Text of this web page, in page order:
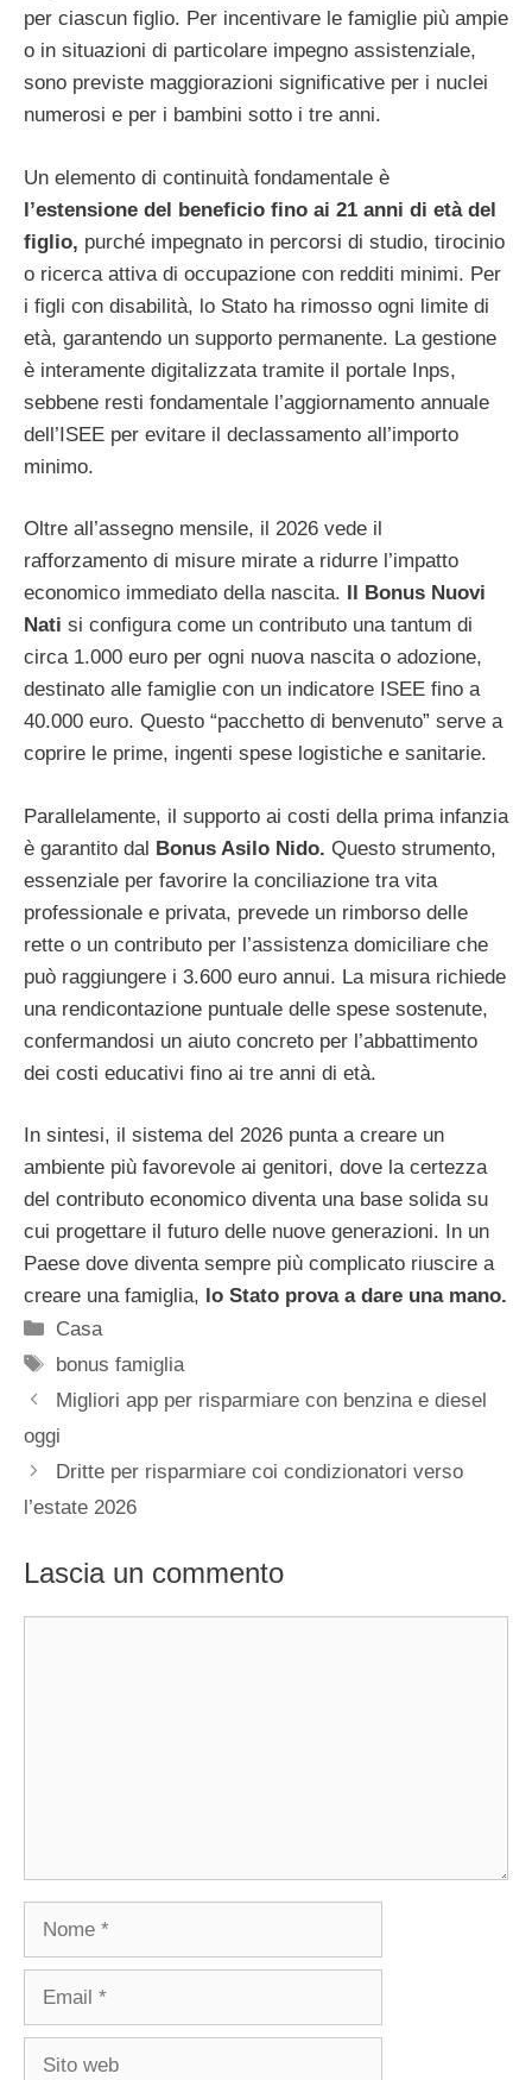
per ciascun figlio. Per incentivare le famiglie più ampie
o in situazioni di particolare impegno assistenziale,
sono previste maggiorazioni significative per i nuclei
numerosi e per i bambini sotto i tre anni.
Un elemento di continuità fondamentale è
l’estensione del beneficio fino ai 21 anni di età del
figlio, purché impegnato in percorsi di studio, tirocinio
o ricerca attiva di occupazione con redditi minimi. Per
i figli con disabilità, lo Stato ha rimosso ogni limite di
età, garantendo un supporto permanente. La gestione
è interamente digitalizzata tramite il portale Inps,
sebbene resti fondamentale l’aggiornamento annuale
dell’ISEE per evitare il declassamento all’importo
minimo.
Oltre all’assegno mensile, il 2026 vede il
rafforzamento di misure mirate a ridurre l’impatto
economico immediato della nascita. Il Bonus Nuovi
Nati si configura come un contributo una tantum di
circa 1.000 euro per ogni nuova nascita o adozione,
destinato alle famiglie con un indicatore ISEE fino a
40.000 euro. Questo “pacchetto di benvenuto” serve a
coprire le prime, ingenti spese logistiche e sanitarie.
Parallelamente, il supporto ai costi della prima infanzia
è garantito dal Bonus Asilo Nido. Questo strumento,
essenziale per favorire la conciliazione tra vita
professionale e privata, prevede un rimborso delle
rette o un contributo per l’assistenza domiciliare che
può raggiungere i 3.600 euro annui. La misura richiede
una rendicontazione puntuale delle spese sostenute,
confermandosi un aiuto concreto per l’abbattimento
dei costi educativi fino ai tre anni di età.
In sintesi, il sistema del 2026 punta a creare un
ambiente più favorevole ai genitori, dove la certezza
del contributo economico diventa una base solida su
cui progettare il futuro delle nuove generazioni. In un
Paese dove diventa sempre più complicato riuscire a
creare una famiglia, lo Stato prova a dare una mano.
Categorie
Casa
Tag
bonus famiglia
Migliori app per risparmiare con benzina e diesel
oggi
Dritte per risparmiare coi condizionatori verso
l’estate 2026
Lascia un commento